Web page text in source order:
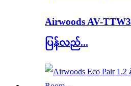
Airwoods AV-
ပြန်လည်...